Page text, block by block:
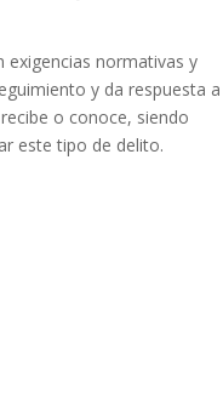
exigencias normativas y
y da respuesta a
o conoce, siendo
este tipo de delito.